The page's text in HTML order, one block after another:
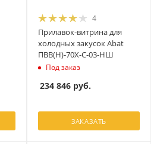
4
Прилавок-витрина для
холодных закусок Abat
ПВВ(Н)-70Х-С-03-НШ
Под заказ
234 846 руб.
ЗАКАЗАТЬ